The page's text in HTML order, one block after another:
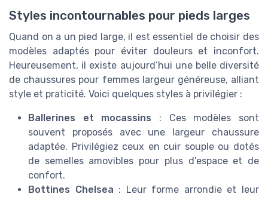
Styles incontournables pour pieds larges
Quand on a un pied large, il est essentiel de choisir des
modèles adaptés pour éviter douleurs et inconfort.
Heureusement, il existe aujourd’hui une belle diversité
de chaussures pour femmes largeur généreuse, alliant
style et praticité. Voici quelques styles à privilégier :
Ballerines et mocassins : Ces modèles sont
souvent proposés avec une largeur chaussure
adaptée. Privilégiez ceux en cuir souple ou dotés
de semelles amovibles pour plus d’espace et de
confort.
Bottines Chelsea : Leur forme arrondie et leur